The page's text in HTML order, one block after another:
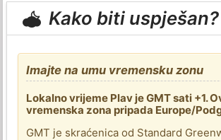
Kako biti uspješan?
Imajte na umu vremensku zonu
Lokalno vrijeme Plav je GMT sati +1.
vremenska zona pripada Europe/
GMT je skraćenica od Standard